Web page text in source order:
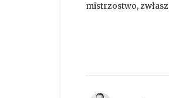
mistrzostwo,